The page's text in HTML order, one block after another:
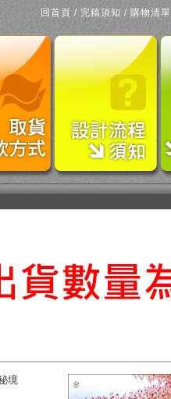
回首頁 /完稿須知 / 購物清單
境